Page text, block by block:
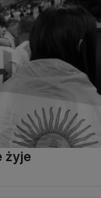
żyje